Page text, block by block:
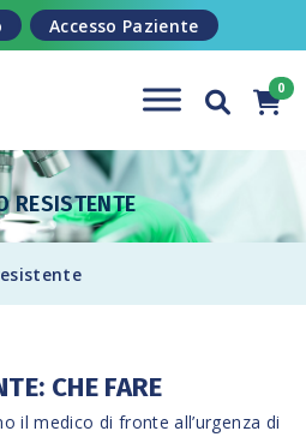
Accesso Paziente
RESISTENTE
CHE FARE
il medico di fronte all’urgenza di